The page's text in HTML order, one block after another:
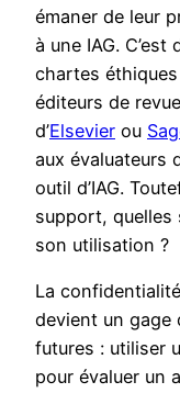
émaner de leur
à une IAG. C’est
chartes
éditeurs de
d’Elsevier ou
aux évaluateurs
outil d’IAG.
support, quelles
son utilisation ?
La
devient un gage
futures : utiliser
pour évaluer un